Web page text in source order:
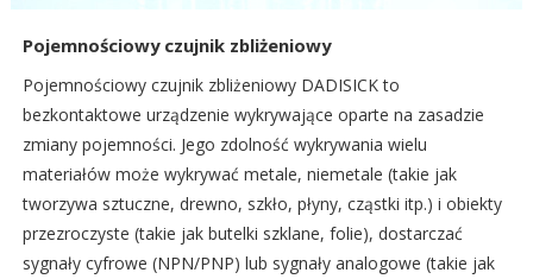
Pojemnościowy czujnik zbliżeniowy
Pojemnościowy czujnik zbliżeniowy DADISICK to
bezkontaktowe urządzenie wykrywające oparte na zasadzie
zmiany pojemności. Jego zdolność wykrywania wielu
materiałów może wykrywać metale, niemetale (takie jak
tworzywa sztuczne, drewno, szkło, płyny, cząstki itp.) i obiekty
przezroczyste (takie jak butelki szklane, folie), dostarczać
sygnały cyfrowe (NPN/PNP) lub sygnały analogowe (takie jak